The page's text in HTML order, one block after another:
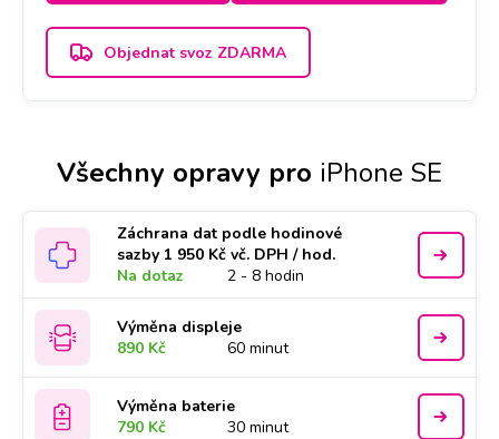
Objednat svoz ZDARMA
Všechny opravy pro iPhone SE
Záchrana dat podle hodinové
sazby 1 950 Kč vč. DPH / hod.
Na dotaz
2 - 8 hodin
Výměna displeje
890 Kč
60 minut
Výměna baterie
790 Kč
30 minut